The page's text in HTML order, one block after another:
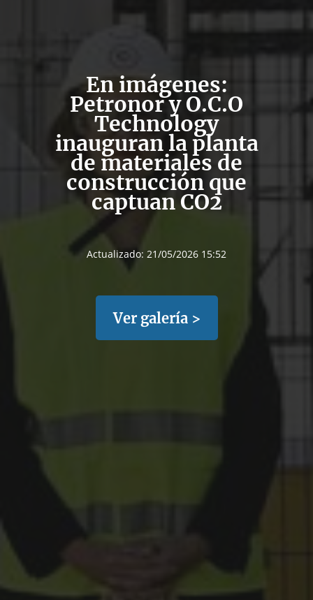
En imágenes:
Petronor y O.C.O
Technology
inauguran la planta
de materiales de
construcción que
captuan CO2
Actualizado: 21/05/2026 15:52
Ver galería >